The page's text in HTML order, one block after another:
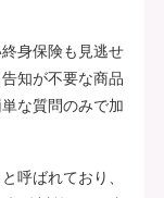
身保険も見逃せ
知が不要な商品
な質問のみで加
呼ばれており、